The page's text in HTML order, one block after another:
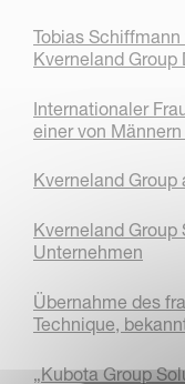
Tobias
Kverneland
Internationaler
einer von
Kverneland Group
Kverneland
Unternehmen
Übernahme des
Technique,
„Kubota Group